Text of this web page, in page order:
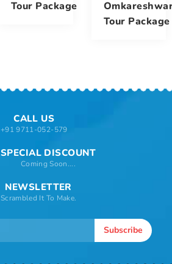
Tour Package
Tour Package
CALL US
+91 9711-052-579
SPECIAL DISCOUNT
Coming Soon....
NEWSLETTER
Scrambled It To Make.
Subscribe